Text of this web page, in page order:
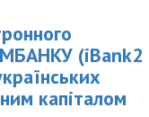
(iBank2
капіталом